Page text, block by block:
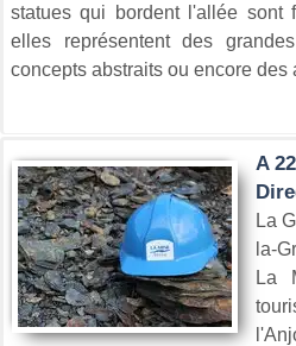
statues qui bordent l'allée sont
elles représentent des
concepts abstraits ou encore des
A
La
la-
La